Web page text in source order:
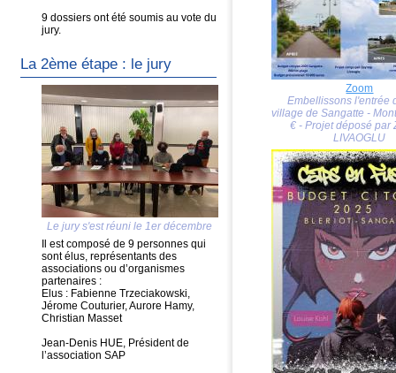
Zoom
Embellissons l'entrée
village de Sangatte -
€ - Projet déposé par
LIVAOGLU
9 dossiers ont été soumis au vote du
jury.
La 2ème étape : le jury
Le jury s'est réuni le 1er décembre
Il est composé de 9 personnes qui
sont élus, représentants des
associations ou d’organismes
partenaires :
Elus : Fabienne Trzeciakowski,
Jérome Couturier, Aurore Hamy,
Christian Masset
Jean-Denis HUE, Président de
l’association SAP